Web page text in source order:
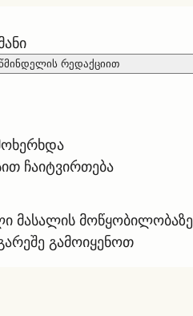
რედაქციით
ჩაიტვირთება
მასალის მოწყობილობაზე
გამოიყენოთ